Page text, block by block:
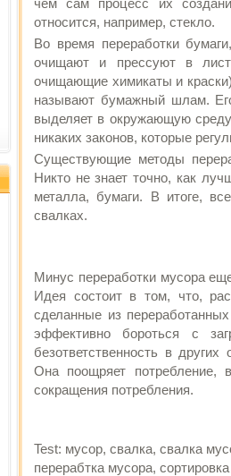
чем сам процесс их
относится, например, стекло.
Во время переработки
очищают и прессуют в
очищающие химикаты и
называют бумажный шлам.
выделяет в окружающую
никаких законов, которые
Существующие методы
Никто не знает точно, как
металла, бумаги. В итоге,
свалках.
Минус переработки мусора
Идея состоит в том, что,
сделанные из
эффективно бороться с
безответственность в
Она поощряет потребление,
сокращения потребления.
Test: мусор, свалка, свалка
перерабтка мусора,